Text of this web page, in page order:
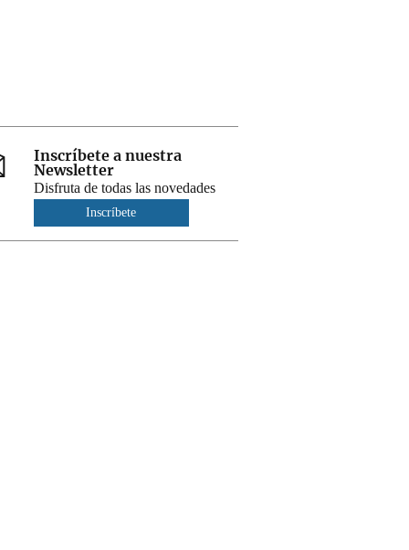
Inscríbete a nuestra
Newsletter
Disfruta de todas las novedades
Inscríbete